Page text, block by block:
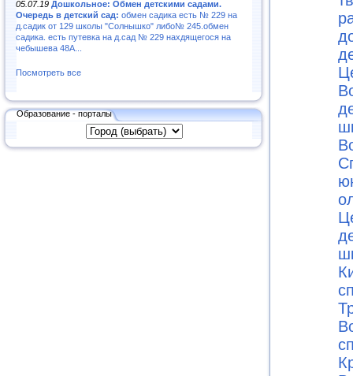
05.07.19 Дошкольное: Обмен детскими садами.
Очередь в детский сад: обмен садика есть № 229 на
д.садик от 129 школы "Солнышко" либо№ 245.обмен
садика. есть путевка на д.сад № 229 нахдящегося на
чебышева 48А...
Посмотреть все
Образование - порталы